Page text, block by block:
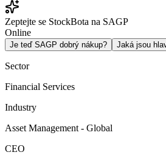
Zeptejte se StockBota na SAGP
Online
Je teď SAGP dobrý nákup? Jaká jsou
Sector
Financial Services
Industry
Asset Management - Global
CEO